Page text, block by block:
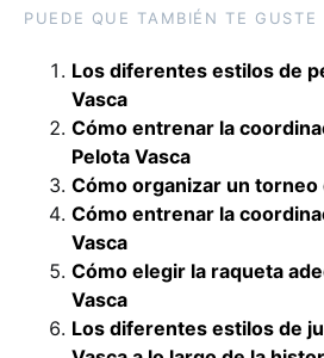
PUEDE QUE TAMBIÉN TE GUSTE
Los diferentes estilos de
Vasca
Cómo entrenar la
Pelota Vasca
Cómo organizar un torneo
Cómo entrenar la
Vasca
Cómo elegir la raqueta
Vasca
Los diferentes estilos de